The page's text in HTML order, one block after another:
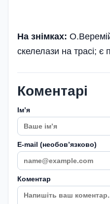
На знімках:
скелелази на трасі; є
Коментарі
Імʼя
E-mail (необовʼязково)
Коментар